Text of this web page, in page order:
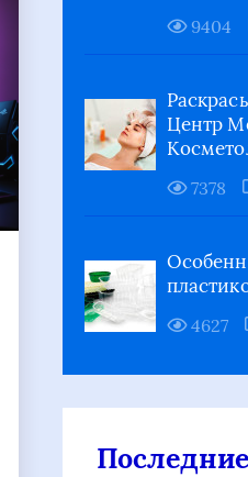
9404
Центр
7378
4627